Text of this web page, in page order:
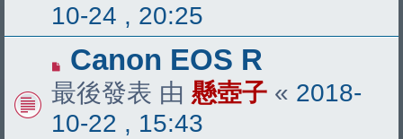
10-24 , 20:25
Canon EOS R
最後發表 由 懸壺子 « 2018-
10-22 , 15:43